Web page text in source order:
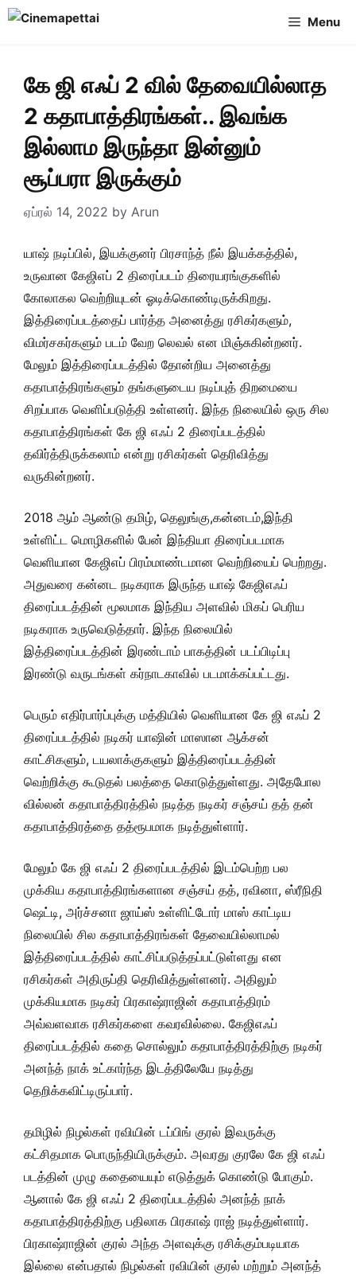
Skip
Menu
கே ஜி எஃப் 2 வில் தேவையில்லாத
2 கதாபாத்திரங்கள்.. இவங்க
இல்லாம இருந்தா இன்னும்
சூப்பரா இருக்கும்
ஏப்ரல் 14, 2022 by Arun
யாஷ் நடிப்பில், இயக்குனர் பிரசாந்த் நீல் இயக்கத்தில்,
உருவான கேஜிஎப் 2 திரைப்படம் திரையரங்குகளில்
கோலாகல வெற்றியுடன் ஓடிக்கொண்டிருக்கிறது.
இத்திரைப்படத்தைப் பார்த்த அனைத்து ரசிகர்களும்,
விமர்சகர்களும் படம் வேற லெவல் என மிஞ்சுகின்றனர்.
மேலும் இத்திரைப்படத்தில் தோன்றிய அனைத்து
கதாபாத்திரங்களும் தங்களுடைய நடிப்புத் திறமையை
சிறப்பாக வெளிப்படுத்தி உள்ளனர். இந்த நிலையில் ஒரு சில
கதாபாத்திரங்கள் கே ஜி எஃப் 2 திரைப்படத்தில்
தவிர்த்திருக்கலாம் என்று ரசிகர்கள் தெரிவித்து
வருகின்றனர்.
2018 ஆம் ஆண்டு தமிழ், தெலுங்கு,கன்னடம்,இந்தி
உள்ளிட்ட மொழிகளில் பேன் இந்தியா திரைப்படமாக
வெளியான கேஜிஎப் பிரம்மாண்டமான வெற்றியைப் பெற்றது.
அதுவரை கன்னட நடிகராக இருந்த யாஷ் கேஜிஎஃப்
திரைப்படத்தின் மூலமாக இந்திய அளவில் மிகப் பெரிய
நடிகராக உருவெடுத்தார். இந்த நிலையில்
இத்திரைப்படத்தின் இரண்டாம் பாகத்தின் படப்பிடிப்பு
இரண்டு வருடங்கள் கர்நாடகாவில் படமாக்கப்பட்டது.
பெரும் எதிர்பார்ப்புக்கு மத்தியில் வெளியான கே ஜி எஃப் 2
திரைப்படத்தில் நடிகர் யாஷின் மாஸான ஆக்சன்
காட்சிகளும், டயலாக்குகளும் இத்திரைப்படத்தின்
வெற்றிக்கு கூடுதல் பலத்தை கொடுத்துள்ளது. அதேபோல
வில்லன் கதாபாத்திரத்தில் நடித்த நடிகர் சஞ்சய் தத் தன்
கதாபாத்திரத்தை தத்ரூபமாக நடித்துள்ளார்.
மேலும் கே ஜி எஃப் 2 திரைப்படத்தில் இடம்பெற்ற பல
முக்கிய கதாபாத்திரங்களான சஞ்சய் தத், ரவினா, ஸ்ரீநிதி
ஷெட்டி, அர்ச்சனா ஜாய்ஸ் உள்ளிட்டோர் மாஸ் காட்டிய
நிலையில் சில கதாபாத்திரங்கள் தேவையில்லாமல்
இத்திரைப்படத்தில் காட்சிப்படுத்தப்பட்டுள்ளது என
ரசிகர்கள் அதிருப்தி தெரிவித்துள்ளனர். அதிலும்
முக்கியமாக நடிகர் பிரகாஷ்ராஜின் கதாபாத்திரம்
அவ்வளவாக ரசிகர்களை கவரவில்லை. கேஜிஎஃப்
திரைப்படத்தில் கதை சொல்லும் கதாபாத்திரத்திற்கு நடிகர்
அனந்த் நாக் உட்கார்ந்த இடத்திலேயே நடித்து
தெறிக்கவிட்டிருப்பார்.
தமிழில் நிழல்கள் ரவியின் டப்பிங் குரல் இவருக்கு
கட்சிதமாக பொருந்தியிருக்கும். அவரது குரலே கே ஜி எஃப்
படத்தின் முழு கதையையும் எடுத்துக் கொண்டு போகும்.
ஆனால் கே ஜி எஃப் 2 திரைப்படத்தில் அனந்த் நாக்
கதாபாத்திரத்திற்கு பதிலாக பிரகாஷ் ராஜ் நடித்துள்ளார்.
பிரகாஷ்ராஜின் குரல் அந்த அளவுக்கு ரசிக்கும்படியாக
இல்லை என்பதால் நிழல்கள் ரவியின் குரல் மற்றும் அனந்த்